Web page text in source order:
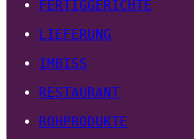
FERTIGGERICHTE
LIEFERUNG
IMBISS
RESTAURANT
ROHPRODUKTE